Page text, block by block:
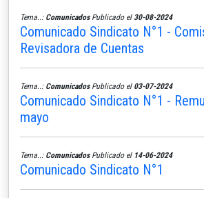
Tema..: ComunicadosPublicado el 30-08-2024
Comunicado Sindicato N°1 -
Revisadora de Cuentas
Tema..: ComunicadosPublicado el 03-07-2024
Comunicado Sindicato N°1 -
mayo
Tema..: ComunicadosPublicado el 14-06-2024
Comunicado Sindicato N°1